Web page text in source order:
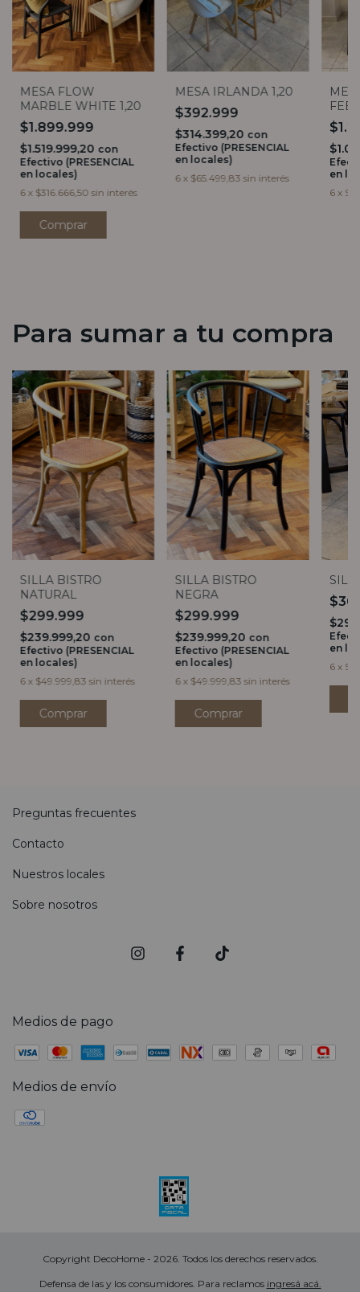
MESA FLOW
MARBLE WHITE 1,20
$1.899.999
$1.519.999,20 con
Efectivo (PRESENCIAL
en locales)
6 x $316.666,50 sin interés
MESA IRLANDA 1,20
$392.999
$314.399,20 con
Efectivo (PRESENCIAL
en locales)
6 x $65.499,83 sin interés
en
6 x
Para sumar a tu compra
SILLA BISTRO
NATURAL
$299.999
$239.999,20 con
Efectivo (PRESENCIAL
en locales)
6 x $49.999,83 sin interés
SILLA BISTRO
NEGRA
$299.999
$239.999,20 con
Efectivo (PRESENCIAL
en locales)
6 x $49.999,83 sin interés
en
6 x
Preguntas frecuentes
Contacto
Nuestros locales
Sobre nosotros
Medios de pago
Medios de envío
Copyright DecoHome - 2026. Todos los derechos reservados.
Defensa de las y los consumidores. Para reclamos ingresá acá.